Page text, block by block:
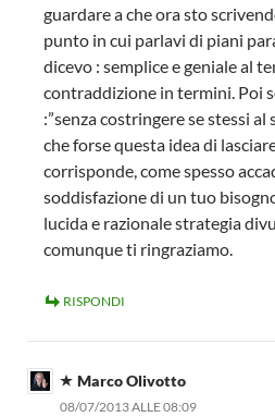
guardare a che ora sto
punto in cui parlavi di piani
dicevo : semplice e geniale al
contraddizione in termini. Poi
:”senza costringere se stessi al
che forse questa idea di
corrisponde, come spesso
soddisfazione di un tuo
lucida e razionale strategia
comunque ti ringraziamo.
RISPONDI
Marco Olivotto
08/07/2013 ALLE 08:09